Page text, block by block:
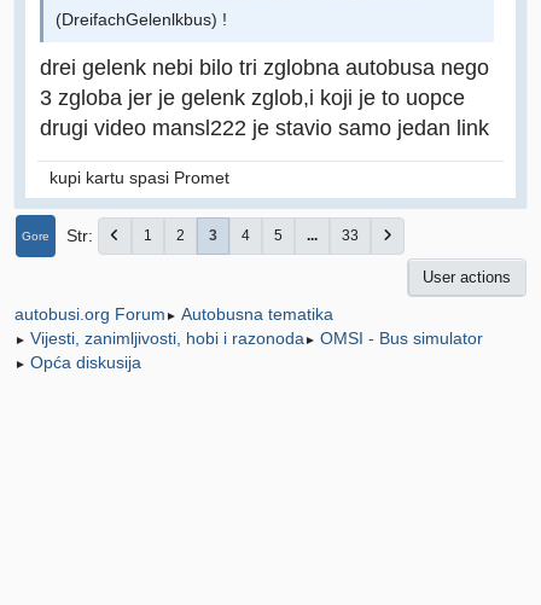
(DreifachGelenlkbus) !
drei gelenk nebi bilo tri zglobna autobusa nego
3 zgloba jer je gelenk zglob,i koji je to uopce
drugi video mansl222 je stavio samo jedan link
kupi kartu spasi Promet
Gore Str 1 2 3 4 5 ... 33
User actions
autobusi.org Forum ► Autobusna tematika
► Vijesti, zanimljivosti, hobi i razonoda ► OMSI - Bus simulator
► Opća diskusija